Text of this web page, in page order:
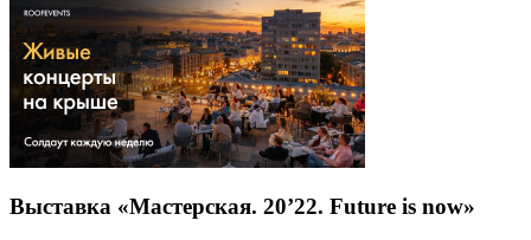
Выставка «Мастерская. 20’22. Future is now»